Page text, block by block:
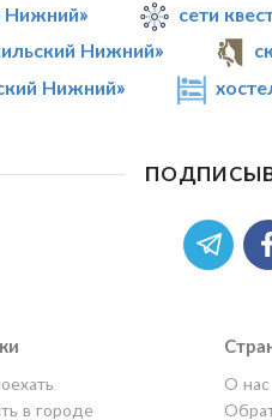
Нижний»
сети
Нижний»
Нижний»
в городе
О нас